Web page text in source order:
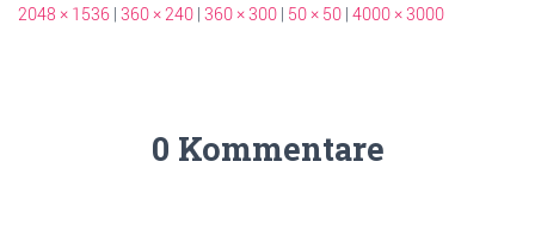
2048 × 1536 | 360 × 240 | 360 × 300 | 50 × 50 | 4000 × 3000
0 Kommentare